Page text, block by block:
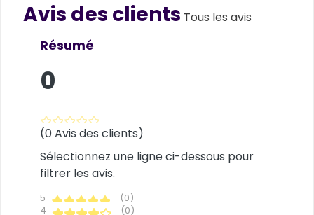
Customer reviews
Avis des clients Tous les avis
Résumé
0
(0 Avis des clients)
Sélectionnez une ligne ci-dessous pour
filtrer les avis.
5
(0)
4
(0)